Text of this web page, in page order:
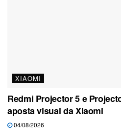
XIAOMI
Redmi Projector 5 e
aposta visual da Xiaomi
04/08/2026